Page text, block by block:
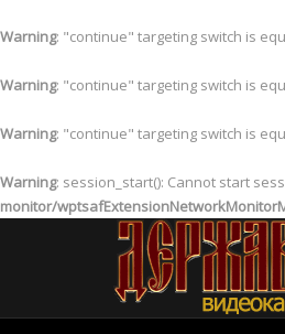
Warning: "continue" targeting switch is
Warning: "continue" targeting switch is
Warning: "continue" targeting switch is
Warning: session_start(): Cannot start
monitor/